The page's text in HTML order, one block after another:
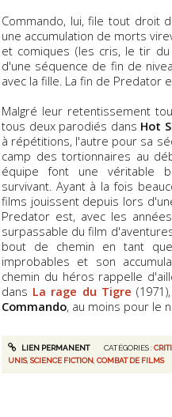
Commando, lui, file tout droit
une accumulation de morts
et comiques (les cris, le tir
d'une séquence de fin de
avec la fille. La fin de Predator
Malgré leur retentissement
tous deux parodiés dans Hot
à répétitions, l'autre pour sa
camp des tortionnaires au
équipe font une véritable
survivant. Ayant à la fois
films jouissent depuis lors
Predator est, avec les
surpassable du film
bout de chemin en tant
improbables et son
chemin du héros rappelle
dans La rage du Tigre
Commando, au moins pour le
LIEN PERMANENT CATÉGORIES :
UNIS,SCIENCE FICTION ,COMBAT DE FILMS